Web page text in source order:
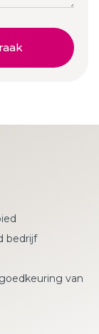
bedrijf
van